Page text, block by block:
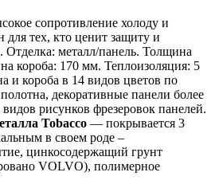
сопротивление холоду и
тех, кто ценит защиту и
металл/панель. Толщина
короба: 170 мм. Теплоизоляция: 5
и короба в 14 видов цветов по
декоративные панели более
рисунков фрезеровок панелей.
Tobacco — покрывается 3
в своем роде –
цинкосодержащий грунт
VOLVO), полимерное